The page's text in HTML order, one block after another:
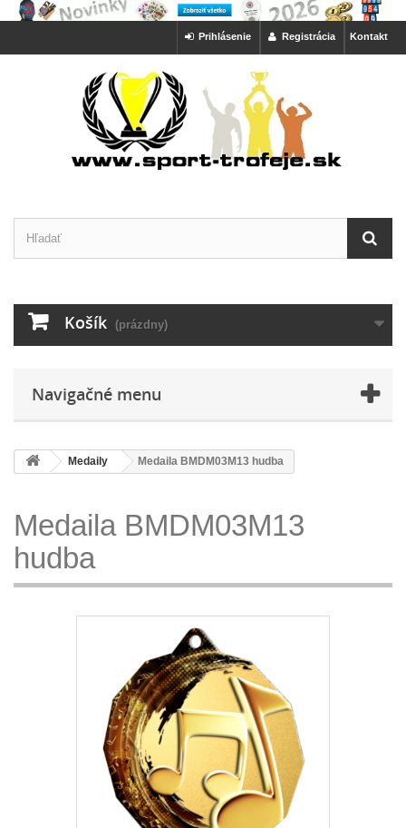
Kontakt
Registrácia
Prihlásenie
Košík (prázdny)
Navigačné menu
Medaily Medaila BMDM03M13 hudba
Medaila BMDM03M13
hudba